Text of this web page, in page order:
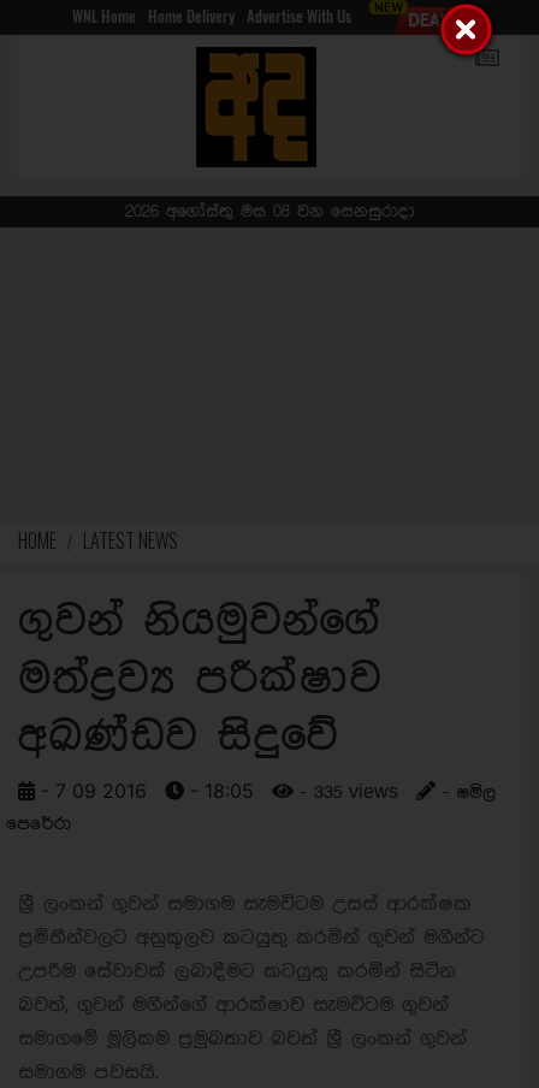
WNL Home Home Delivery Advertise With Us
2026 අගෝස්තු මස 08 වන සෙනසුරාදා
HOME LATEST NEWS
ගුවන් නියමුවන්ගේ
මත්ද්‍රව්‍ය පරීක්ෂාව
අඛණ්ඩව සිදුවේ
- 7 09 2016 - 18:05 - 335 views
- ෂමිල
පෙරේරා
ශ්‍රී ලංකන් ගුවන් සමාගම සැමවිටම උසස් ආරක්ෂක
ප්‍රමිතීන්වලට අනුකූලව කටයුතු කරමින් ගුවන් මගීන්ට
උපරිම සේවාවක් ලබාදීමට කටයුතු කරමින් සිටින
බවත්, ගුවන් මගීන්ගේ ආරක්ෂාව සැමවිටම ගුවන්
සමාගමේ මූලිකම ප්‍රමුඛතාව බවත් ශ්‍රී ලංකන් ගුවන්
සමාගම පවසයි.